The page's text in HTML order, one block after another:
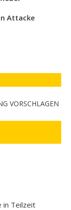
Attacke
VORSCHLAGEN
in Teilzeit